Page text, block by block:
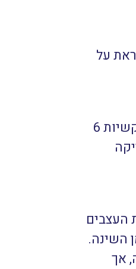
על
שילוב של: נתרן, ברזל, סיליקה וחמצן. מבנה ההתגבשות הקריסטלי מונוקליני, הקשיות 6
העצבים
השינה.
אך